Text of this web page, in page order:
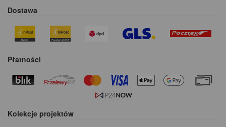
Dostawa
Płatności
Kolekcje projektów